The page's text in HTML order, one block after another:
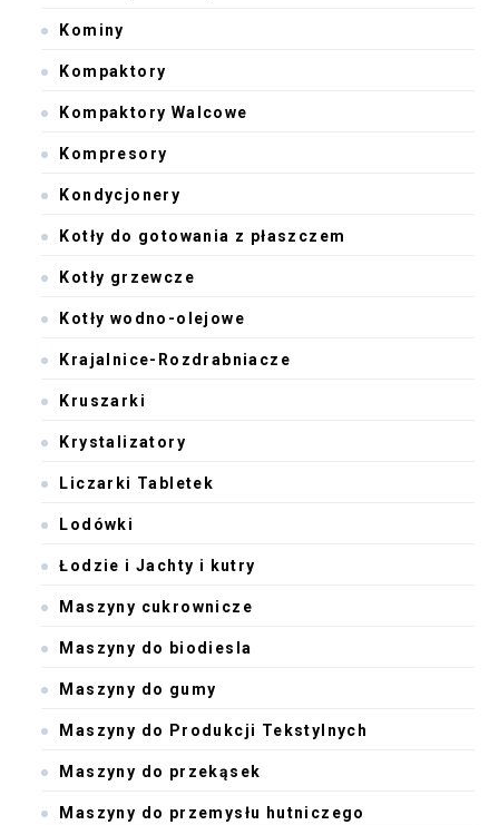
Kominy
Kompaktory
Kompaktory Walcowe
Kompresory
Kondycjonery
Kotły do gotowania z płaszczem
Kotły grzewcze
Kotły wodno-olejowe
Krajalnice-Rozdrabniacze
Kruszarki
Krystalizatory
Liczarki Tabletek
Lodówki
Łodzie i Jachty i kutry
Maszyny cukrownicze
Maszyny do biodiesla
Maszyny do gumy
Maszyny do Produkcji Tekstylnych
Maszyny do przekąsek
Maszyny do przemysłu hutniczego